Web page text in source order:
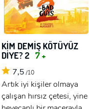
GIRIŞ YAP
E-Posta:
ÜYE OL
Ad Soyad:
E-Posta:
KİM DEMİŞ KÖTÜYÜZ
DİYE? 2 7 +
7,5 /10
Artık iyi kişiler olmaya
çalışan hırsız çetesi, yine